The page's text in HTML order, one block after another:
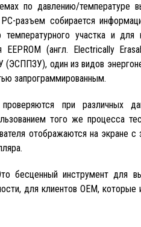
по давлению/температуре
разъем собирается
участка и для
EEPROM (англ. Electrically
один из видов
запрограммированным.
при различных
того же процесса
отображаются на экране с
бесценный инструмент для
для клиентов OEM, которые